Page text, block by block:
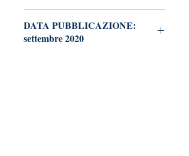
DATA PUBBLICAZIONE:
settembre 2020